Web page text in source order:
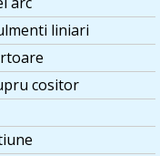
liniari
cositor